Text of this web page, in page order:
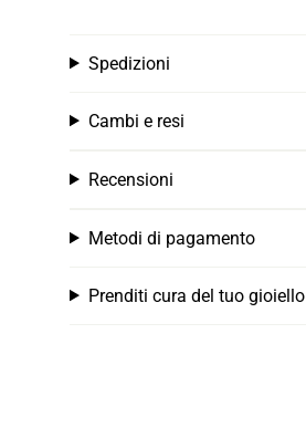
Spedizioni
Cambi e resi
Recensioni
Metodi di pagamento
Prenditi cura del tuo gioiello